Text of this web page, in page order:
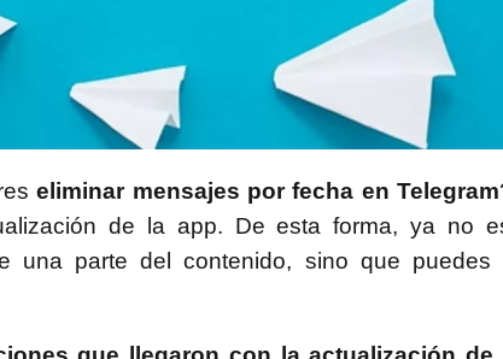
eliminar mensajes por fecha en Telegram
de la app. De esta forma, ya no
una parte del contenido, sino que